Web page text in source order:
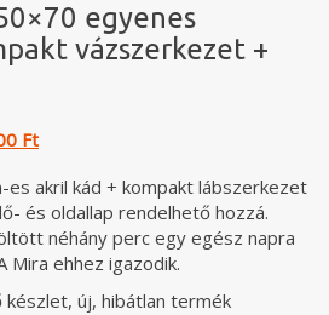
egyenes
vázszerkezet +
Ftprice
is:
168
000 Ft.
es akril kád + kompakt lábszerkezet
és oldallap rendelhető hozzá.
néhány perc egy egész napra
Mira ehhez igazodik.
új, hibátlan termék